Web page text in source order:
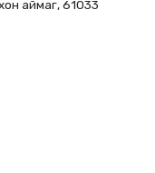
аймаг, 61033